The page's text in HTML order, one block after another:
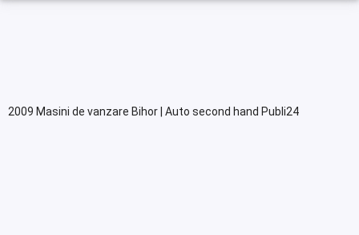
2009 Masini de vanzare Bihor | Auto second hand Publi24